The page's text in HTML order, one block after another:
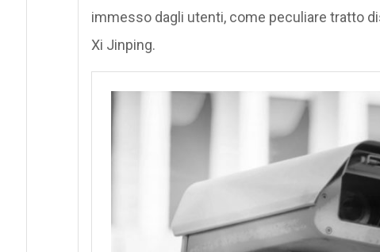
immesso dagli utenti, come peculiare tratto
Xi Jinping.